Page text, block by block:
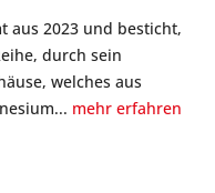
aus 2023 und besticht,
durch sein
welches aus
mehr erfahren